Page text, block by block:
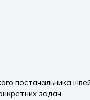
постачальника
задач.